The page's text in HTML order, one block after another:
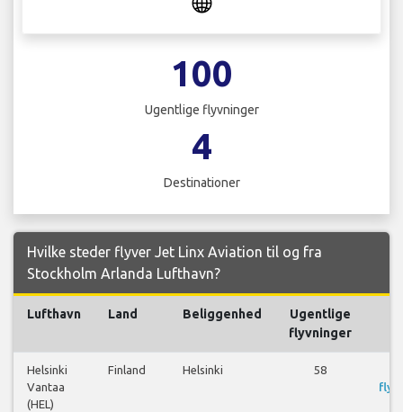
100
Ugentlige flyvninger
4
Destinationer
Hvilke steder flyver Jet Linx Aviation til og fra
Stockholm Arlanda Lufthavn?
Lufthavn Land Beliggenhed
Ugentlige
flyvninger
Helsinki
Vantaa
(HEL)
Finland Helsinki 58